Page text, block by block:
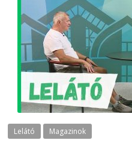
Lelátó Magazinok